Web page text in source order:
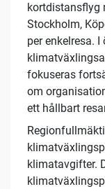
kortdistansflyg
Stockholm,
per enkelresa.
fokuseras
om
ett hållbart
klimatavgifter.